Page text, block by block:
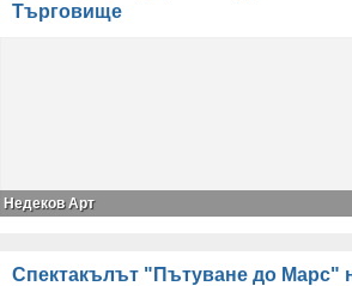
Търговище
Недеков Арт
Спектакълът "Пътуване до Марс"